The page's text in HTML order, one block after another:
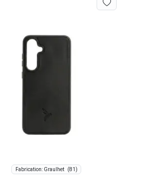
Fabrication: Graulhet (81)